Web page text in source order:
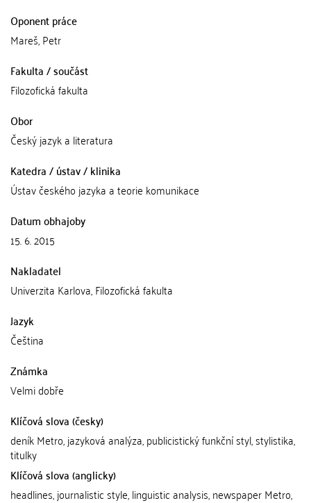
Oponent práce
Mareš, Petr
Fakulta / součást
Filozofická fakulta
Obor
Český jazyk a literatura
Katedra / ústav / klinika
Ústav českého jazyka a teorie komunikace
Datum obhajoby
15. 6. 2015
Nakladatel
Univerzita Karlova, Filozofická fakulta
Jazyk
Čeština
Známka
Velmi dobře
Klíčová slova (česky)
deník Metro, jazyková analýza, publicistický funkční styl, stylistika,
titulky
Klíčová slova (anglicky)
headlines, journalistic style, linguistic analysis, newspaper Metro,